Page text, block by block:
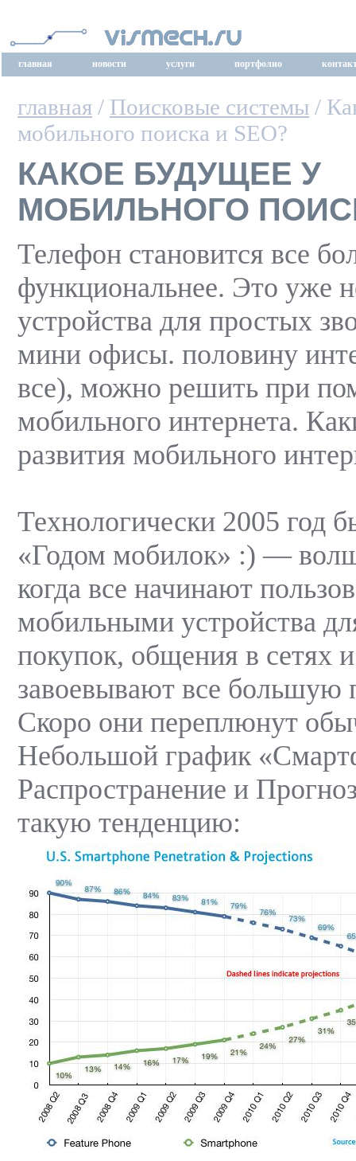
главная новости услуги портфолио
главная / Поисковые системы /
мобильного поиска и SEO?
КАКОЕ БУДУЩЕЕ У
МОБИЛЬНОГО
Телефон становится все
функциональнее. Это уже
устройства для простых
мини офисы. половину
все), можно решить при
мобильного интернета.
развития мобильного
Технологически 2005 год
«Годом мобилок» :) —
когда все начинают
мобильными устройства
покупок, общения в сетях
завоевывают все большую
Скоро они переплюнут
Небольшой график
Распространение и
такую тенденцию: